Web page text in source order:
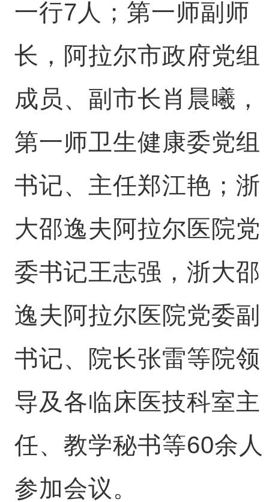
一行7人；第一师副师
长，阿拉尔市政府党组
成员、副市长肖晨曦，
第一师卫生健康委党组
书记、主任郑江艳；浙
大邵逸夫阿拉尔医院党
委书记王志强，浙大邵
逸夫阿拉尔医院党委副
书记、院长张雷等院领
导及各临床医技科室主
任、教学秘书等60余人
参加会议。